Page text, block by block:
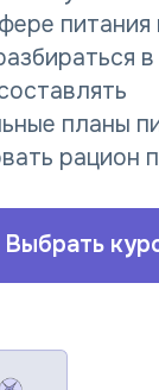
тренера с нуля.
методики йоги,
и адаптивной
основы
курс